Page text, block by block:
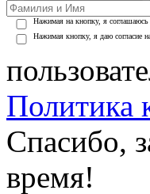
Нажимая на кнопку, я соглашаюсь
Нажимая кнопку, я даю согласие
Политика
Спасибо,
время!